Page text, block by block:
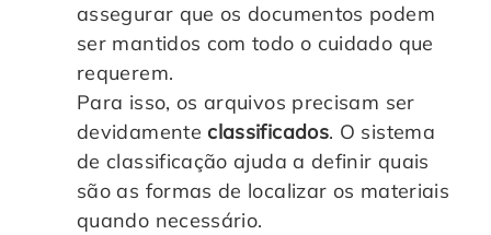
assegurar que os documentos podem
ser mantidos com todo o cuidado que
requerem.
Para isso, os arquivos precisam ser
devidamente classificados. O sistema
de classificação ajuda a definir quais
são as formas de localizar os materiais
quando necessário.